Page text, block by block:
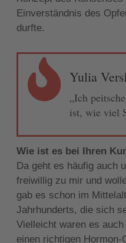
Einverständnis des
durfte.
 Yulia
„Ich
ist, wie viel
Wie ist es bei Ihren
Da geht es häufig auch
freiwillig zu mir und
gab es schon im
Jahrhunderts, die sich
Vielleicht waren es
einen richtigen